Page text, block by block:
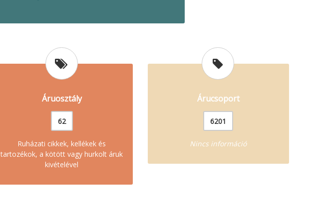
Áruosztály
62
Ruházati cikkek, kellékek és
tartozékok, a kötött vagy hurkolt áruk
kivételével
Árucsoport
6201
Nincs információ